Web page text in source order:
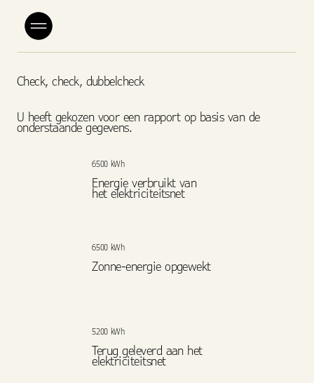
Check, check, dubbelcheck
U heeft gekozen voor een rapport op basis van de
onderstaande gegevens.
6500 kWh
Energie verbruikt van
het elektriciteitsnet
6500 kWh
Zonne-energie opgewekt
5200 kWh
Terug geleverd aan het
elektriciteitsnet